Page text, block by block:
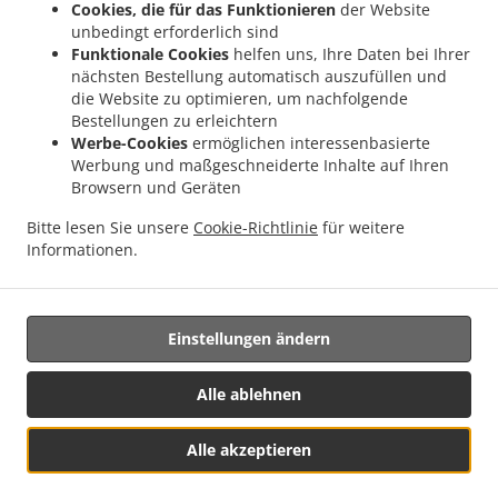
Cookies, die für das Funktionieren der Website
unbedingt erforderlich sind
Funktionale Cookies helfen uns, Ihre Daten bei Ihrer
nächsten Bestellung automatisch auszufüllen und
die Website zu optimieren, um nachfolgende
Bestellungen zu erleichtern
Werbe-Cookies ermöglichen interessenbasierte
Werbung und maßgeschneiderte Inhalte auf Ihren
Browsern und Geräten
Bitte lesen Sie unsere Cookie-Richtlinie für weitere
Informationen.
Alle akzeptieren
Alle ablehnen
Einstellungen ändern
Lieferservice Iserlohn Stübbeken
.
Lieferservice Iserlohn Grürmannsheide
Pizza Lieferservice Iserlohn Hörde
Pizza
Lieferservice Iserlohn Hennen
. Pizza Lieferservice Iserlohn Genna .
Lieferservice Iserlohn Letmathe . Pizza Lieferservice Iserlohn Hohenlimburg
.
Lieferservice Holzwickede Aplerbeck
Pizza Lieferservice Holzwickede Hengserholz
Pizza Lieferservice Holzwickede Rheinen
Heide
Pizza Lieferservice Holzwickede .